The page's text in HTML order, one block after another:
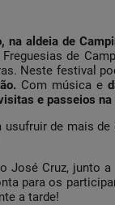
aldeia de
de
Neste festival
Com música e
e passeios
de mais
José Cruz, junto
para os
a tarde!